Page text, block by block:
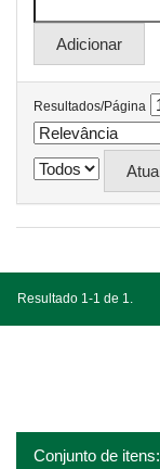
Resultados/Página
Resultado 1-1 de 1.
Conjunto de itens: